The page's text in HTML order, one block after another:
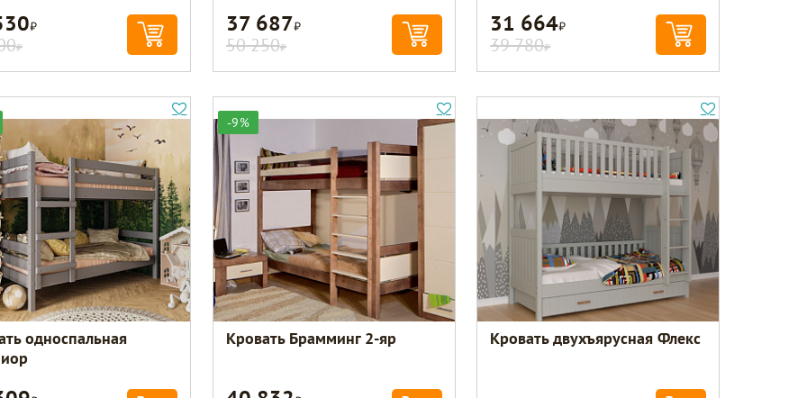
Р
Р
37 687Р
50 250Р
31 664Р
39 780Р
односпальная
-9%
Кровать Брамминг 2-яр Кровать двухъярусная Флекс